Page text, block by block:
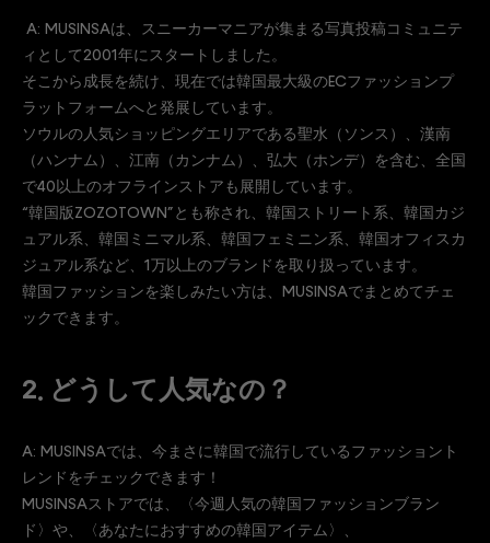
A: MUSINSAは、スニーカーマニアが集まる写真投稿コミュニテ
ィとして2001年にスタートしました。
そこから成長を続け、現在では韓国最大級のECファッションプ
ラットフォームへと発展しています。
ソウルの人気ショッピングエリアである聖水（ソンス）、漢南
（ハンナム）、江南（カンナム）、弘大（ホンデ）を含む、全国
で40以上のオフラインストアも展開しています。
“韓国版ZOZOTOWN”とも称され、韓国ストリート系、韓国カジ
ュアル系、韓国ミニマル系、韓国フェミニン系、韓国オフィスカ
ジュアル系など、1万以上のブランドを取り扱っています。
韓国ファッションを楽しみたい方は、MUSINSAでまとめてチェ
ックできます。
2. どうして人気なの？
A: MUSINSAでは、今まさに韓国で流行しているファッショント
レンドをチェックできます！
MUSINSAストアでは、〈今週人気の韓国ファッションブラン
ド〉や、〈あなたにおすすめの韓国アイテム〉、